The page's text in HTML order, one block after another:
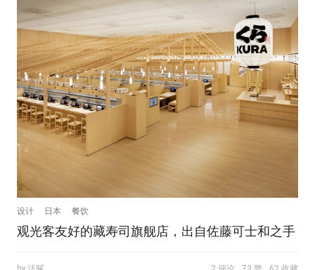
设计 日本 餐饮
观光客友好的藏寿司旗舰店，出自佐藤可士和之手